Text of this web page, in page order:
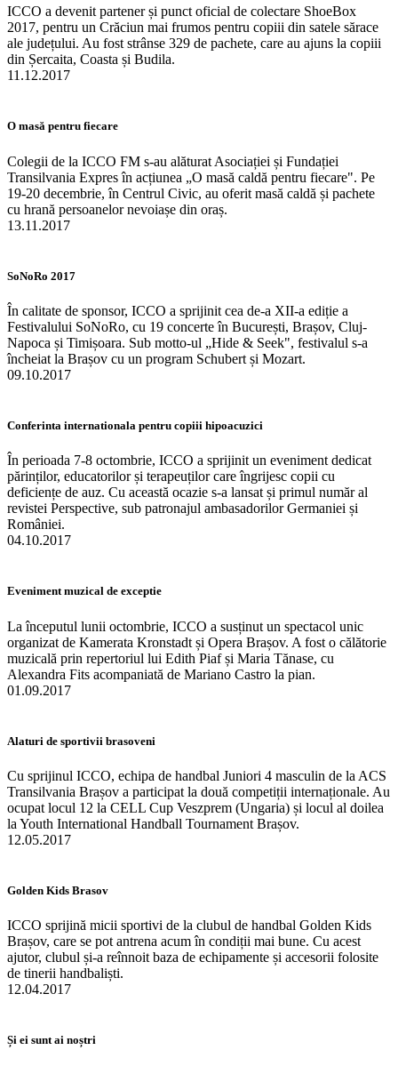
ICCO a devenit partener și punct oficial de colectare ShoeBox
2017, pentru un Crăciun mai frumos pentru copiii din satele sărace
ale județului. Au fost strânse 329 de pachete, care au ajuns la copiii
din Șercaita, Coasta și Budila.
11.12.2017
O masă pentru fiecare
Colegii de la ICCO FM s-au alăturat Asociației și Fundației
Transilvania Expres în acțiunea „O masă caldă pentru fiecare". Pe
19-20 decembrie, în Centrul Civic, au oferit masă caldă și pachete
cu hrană persoanelor nevoiașe din oraș.
13.11.2017
SoNoRo 2017
În calitate de sponsor, ICCO a sprijinit cea de-a XII-a ediție a
Festivalului SoNoRo, cu 19 concerte în București, Brașov, Cluj-
Napoca și Timișoara. Sub motto-ul „Hide & Seek", festivalul s-a
încheiat la Brașov cu un program Schubert și Mozart.
09.10.2017
Conferinta internationala pentru copiii hipoacuzici
În perioada 7-8 octombrie, ICCO a sprijinit un eveniment dedicat
părinților, educatorilor și terapeuților care îngrijesc copii cu
deficiențe de auz. Cu această ocazie s-a lansat și primul număr al
revistei Perspective, sub patronajul ambasadorilor Germaniei și
României.
04.10.2017
Eveniment muzical de exceptie
La începutul lunii octombrie, ICCO a susținut un spectacol unic
organizat de Kamerata Kronstadt și Opera Brașov. A fost o călătorie
muzicală prin repertoriul lui Edith Piaf și Maria Tănase, cu
Alexandra Fits acompaniată de Mariano Castro la pian.
01.09.2017
Alaturi de sportivii brasoveni
Cu sprijinul ICCO, echipa de handbal Juniori 4 masculin de la ACS
Transilvania Brașov a participat la două competiții internaționale. Au
ocupat locul 12 la CELL Cup Veszprem (Ungaria) și locul al doilea
la Youth International Handball Tournament Brașov.
12.05.2017
Golden Kids Brasov
ICCO sprijină micii sportivi de la clubul de handbal Golden Kids
Brașov, care se pot antrena acum în condiții mai bune. Cu acest
ajutor, clubul și-a reînnoit baza de echipamente și accesorii folosite
de tinerii handbaliști.
12.04.2017
Și ei sunt ai noștri